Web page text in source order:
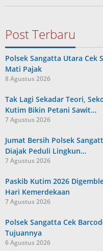
Post Terbaru
Polsek Sangatta Utara Cek
Mati Pajak
8 Agustus 2026
Tak Lagi Sekadar Teori,
Kutim Bikin Petani Sawit…
7 Agustus 2026
Jumat Bersih Polsek
Diajak Peduli Lingkun…
7 Agustus 2026
Paskib Kutim 2026
Hari Kemerdekaan
7 Agustus 2026
Polsek Sangatta Cek
Tujuannya
6 Agustus 2026